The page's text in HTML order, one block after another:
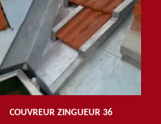
COUVREUR ZINGUEUR 36